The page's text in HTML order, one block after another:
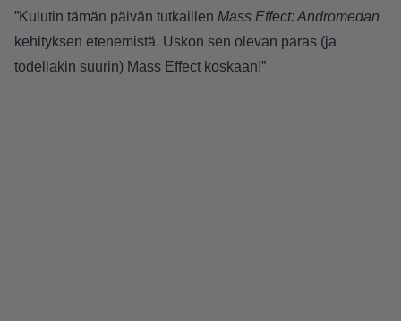
”Kulutin tämän päivän tutkaillen Mass Effect: Andromedan
kehityksen etenemistä. Uskon sen olevan paras (ja
todellakin suurin) Mass Effect koskaan!”